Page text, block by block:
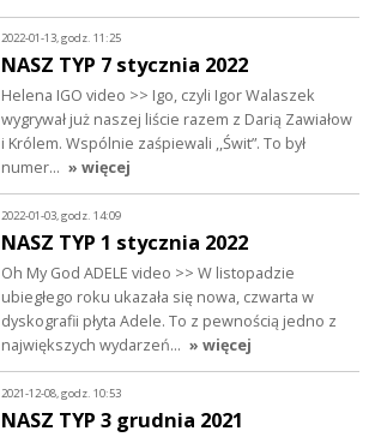
2022-01-13, godz. 11:25
NASZ TYP 7 stycznia 2022
Helena IGO video >> Igo, czyli Igor Walaszek
wygrywał już naszej liście razem z Darią Zawiałow
i Królem. Wspólnie zaśpiewali ,,Świt”. To był
numer… » więcej
2022-01-03, godz. 14:09
NASZ TYP 1 stycznia 2022
Oh My God ADELE video >> W listopadzie
ubiegłego roku ukazała się nowa, czwarta w
dyskografii płyta Adele. To z pewnością jedno z
największych wydarzeń… » więcej
2021-12-08, godz. 10:53
NASZ TYP 3 grudnia 2021